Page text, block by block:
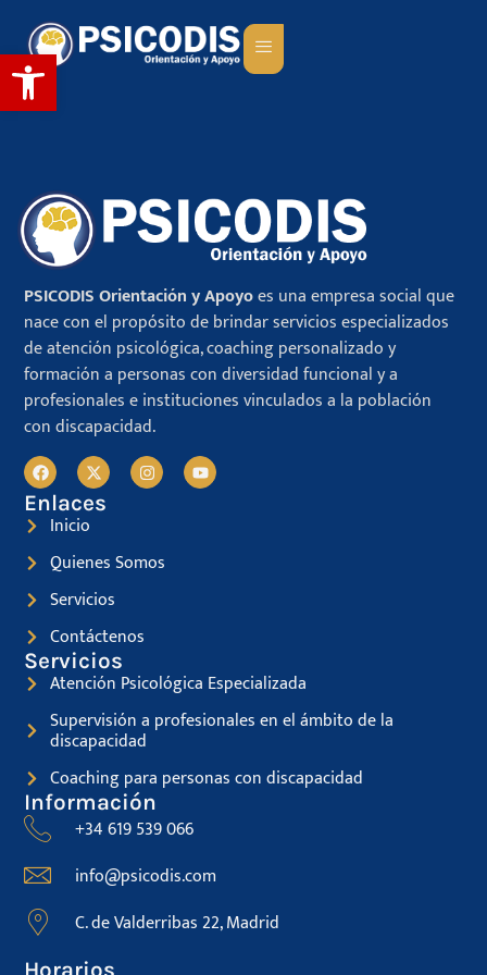
Abrir barra de herramientas
PSICODIS Orientación y Apoyoes una empresa social que
nace con el propósito de brindar servicios especializados
de atención psicológica, coaching personalizado y
formación a personas con diversidad funcional y a
profesionales e instituciones vinculados a la población
con discapacidad.
Enlaces
Inicio
Quienes Somos
Servicios
Contáctenos
Servicios
Atención Psicológica Especializada
Supervisión a profesionales en el ámbito de la
discapacidad
Coaching para personas con discapacidad
Información
+34 619 539 066
info@psicodis.com
C. de Valderribas 22, Madrid
Horarios